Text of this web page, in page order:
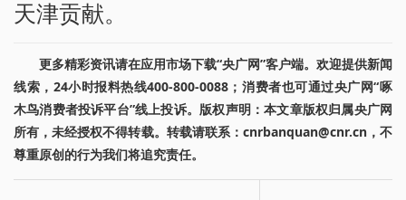
天津贡献。
更多精彩资讯请在应用市场下载“央广网”客户端。欢迎提供新闻
线索，24小时报料热线400-800-0088；消费者也可通过央广网“啄
木鸟消费者投诉平台”线上投诉。版权声明：本文章版权归属央广网
所有，未经授权不得转载。转载请联系：cnrbanquan@cnr.cn，不
尊重原创的行为我们将追究责任。